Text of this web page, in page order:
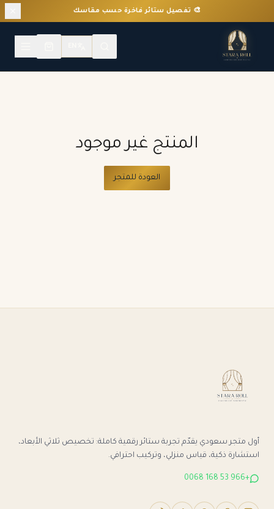
🎨 تفصيل ستائر فاخرة حسب مقاسك
المنتج غير موجود
العودة للمتجر
أول متجر سعودي يقدّم تجربة ستائر رقمية كاملة: تخصيص ثلاثي الأبعاد،
استشارة ذكية، قياس منزلي، وتركيب احترافي.
+966 53 168 0068